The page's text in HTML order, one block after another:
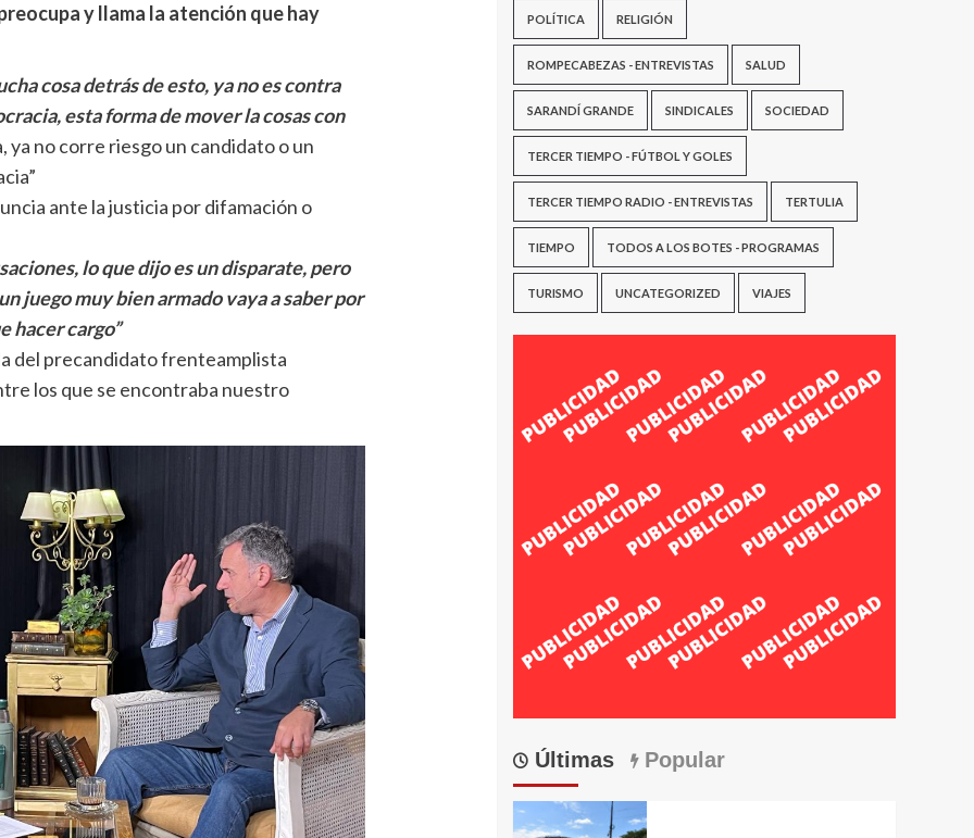
y llama la atención que hay
cosa detrás de esto, ya no es contra
esta forma de mover la cosas con
ya no corre riesgo un candidato o un
ante la justicia por difamación o
lo que dijo es un disparate, pero
juego muy bien armado vaya a saber por
hacer cargo”
del precandidato frenteamplista
los que se encontraba nuestro
POLÍTICA RELIGIÓN
ROMPECABEZAS - ENTREVISTAS SALUD
SARANDÍ GRANDE SINDICALES SOCIEDAD
TERCER TIEMPO - FÚTBOL Y GOLES
TERCER TIEMPO RADIO - ENTREVISTAS TERTULIA
TIEMPO TODOS A LOS BOTES - PROGRAMAS
TURISMO UNCATEGORIZED VIAJES
Últimas Popular